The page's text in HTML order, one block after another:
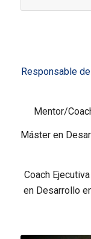
Responsable
Mentor/
Máster en
Coach
en Desarrollo